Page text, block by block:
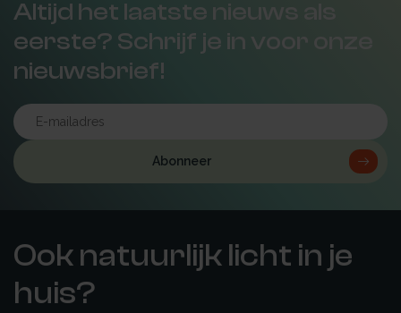
Altijd het laatste nieuws als
eerste? Schrijf je in voor onze
nieuwsbrief!
Abonneer
Ook natuurlijk licht in je
huis?